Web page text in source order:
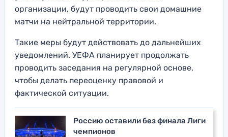
организации, будут проводить свои домашние
матчи на нейтральной территории.
Такие меры будут действовать до дальнейших
уведомлений. УЕФА планирует продолжать
проводить заседания на регулярной основе,
чтобы делать переоценку правовой и
фактической ситуации.
Россию оставили без финала Лиги
чемпионов